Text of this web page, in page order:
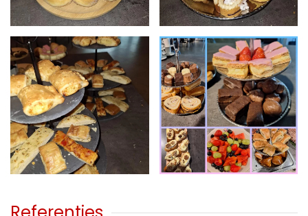
foto
foto
klik voor
grotere
foto
klik voor
grotere
foto